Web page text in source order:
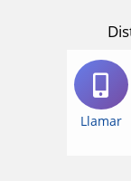
Llamar